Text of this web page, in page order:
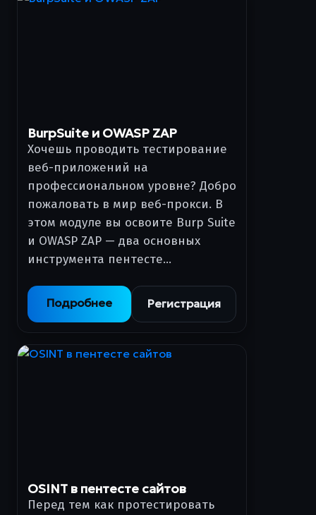
BurpSuite и OWASP ZAP
Хочешь проводить тестирование
веб-приложений на
профессиональном уровне? Добро
пожаловать в мир веб-прокси. В
этом модуле вы освоите Burp Suite
и OWASP ZAP — два основных
инструмента пентесте…
Подробнее Регистрация
OSINT в пентесте сайтов
Перед тем как протестировать